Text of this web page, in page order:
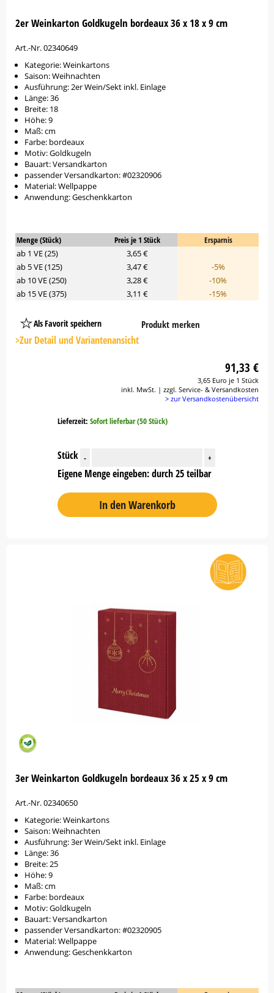
2er Weinkarton Goldkugeln bordeaux 36 x 18 x 9 cm
Art.-Nr. 02340649
Kategorie: Weinkartons
Saison: Weihnachten
Ausführung: 2er Wein/Sekt inkl. Einlage
Länge: 36
Breite: 18
Höhe: 9
Maß: cm
Farbe: bordeaux
Motiv: Goldkugeln
Bauart: Versandkarton
passender Versandkarton: #02320906
Material: Wellpappe
Anwendung: Geschenkkarton
Menge (Stück) Preis je 1 Stück
Ersparnis
ab 1 VE (25)
3,65 €
ab 5 VE (125)
3,47 €
-5%
ab 10 VE (250)
3,28 €
-10%
ab 15 VE (375)
3,11 € -15%
Als Favorit speichern
Platzhalter
Button
Produkt merken
>Zur Detail und Variantenansicht
91,33 €
3,65 Euro je 1 Stück
inkl. MwSt. | zzgl. Service- & Versandkosten
> zur Versandkostenübersicht
Lieferzeit: Sofort lieferbar (50 Stück)
Stück - +
Eigene Menge eingeben: durch 25 teilbar
In den Warenkorb
3er Weinkarton Goldkugeln bordeaux 36 x 25 x 9 cm
Art.-Nr. 02340650
Kategorie: Weinkartons
Saison: Weihnachten
Ausführung: 3er Wein/Sekt inkl. Einlage
Länge: 36
Breite: 25
Höhe: 9
Maß: cm
Farbe: bordeaux
Motiv: Goldkugeln
Bauart: Versandkarton
passender Versandkarton: #02320905
Material: Wellpappe
Anwendung: Geschenkkarton